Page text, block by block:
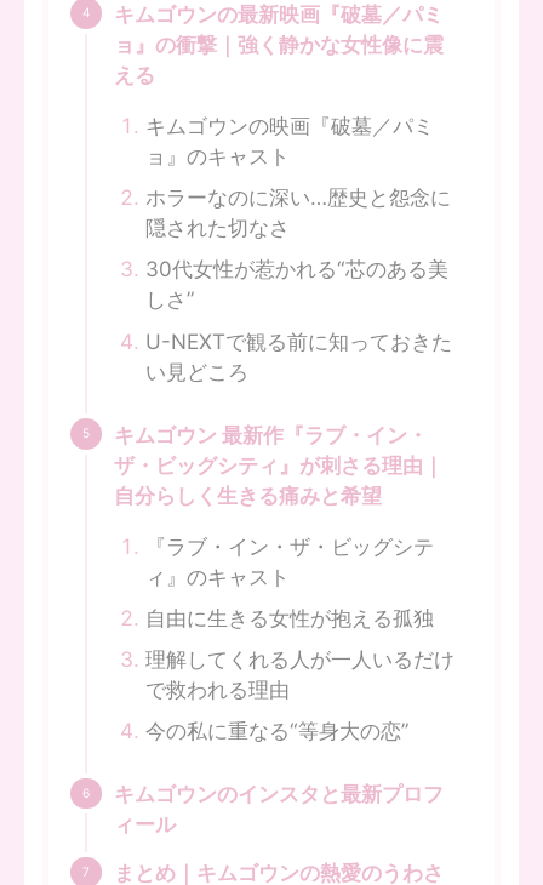
キムゴウンの最新映画『破墓／パミ
ョ』の衝撃｜強く静かな女性像に震
える
キムゴウンの映画『破墓／パミ
ョ』のキャスト
ホラーなのに深い…歴史と怨念に
隠された切なさ
30代女性が惹かれる“芯のある美
しさ”
U-NEXTで観る前に知っておきた
い見どころ
キムゴウン 最新作『ラブ・イン・
ザ・ビッグシティ』が刺さる理由｜
自分らしく生きる痛みと希望
『ラブ・イン・ザ・ビッグシテ
ィ』のキャスト
自由に生きる女性が抱える孤独
理解してくれる人が一人いるだけ
で救われる理由
今の私に重なる“等身大の恋”
キムゴウンのインスタと最新プロフ
ィール
まとめ｜キムゴウンの熱愛のうわさ